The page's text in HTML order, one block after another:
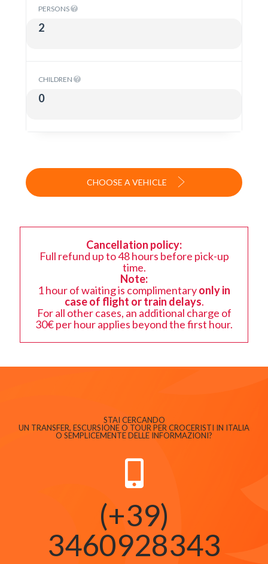
PERSONS
CHILDREN
CHOOSE A VEHICLE
Cancellation policy:
Full refund up to 48 hours before pick-up
time.
Note:
1 hour of waiting is complimentaryonly in
case of flight or train delays.
For all other cases, an additional charge of
30€ per hour applies beyond the first hour.
STAI CERCANDO
UN TRANSFER, ESCURSIONE O TOUR PER CROCERISTI IN ITALIA
O SEMPLICEMENTE DELLE INFORMAZIONI?
(+39)
3460928343